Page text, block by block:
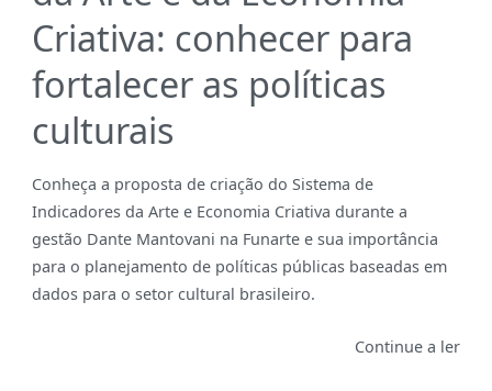
Criativa: conhecer para
fortalecer as políticas
culturais
Conheça a proposta de criação do Sistema de
Indicadores da Arte e Economia Criativa durante a
gestão Dante Mantovani na Funarte e sua importância
para o planejamento de políticas públicas baseadas em
dados para o setor cultural brasileiro.
Continue a ler